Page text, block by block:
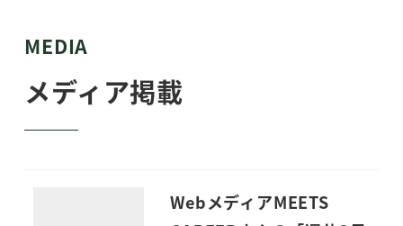
MEDIA
メディア掲載
WebメディアMEETS